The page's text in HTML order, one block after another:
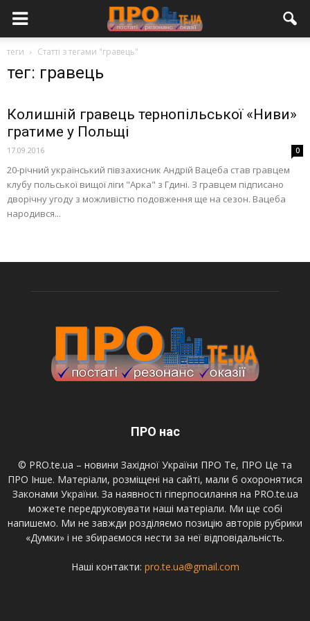
теги Статті з тегами "гравець"
тег: гравець
Колишній гравець тернопільської «Ниви»
гратиме у Польщі
17.09.2016 0
20-річний український півзахисник Андрій Вацеба став гравцем
клубу польської вищої ліги "Арка" з Гдині. З гравцем підписано
дворічну угоду з можливістю подовження ще на сезон. Вацеба
народився...
ПРО нас
© PRO.te.ua – новини Західної України ПРО Те, ПРО Це та
ПРО Інше. Матеріали, розміщені на сайті, мали б охоронятися
Законами України. За наявності гіперпосилання на PRO.te.ua
можете передруковувати наші матеріали. Ми ще собі
напишемо. Ми не завжди розділяємо позицію авторів рубрики
«Думки» і не збираємося нести за неї відповідальність.
Наші контакти: pro.te.ua@gmail.com